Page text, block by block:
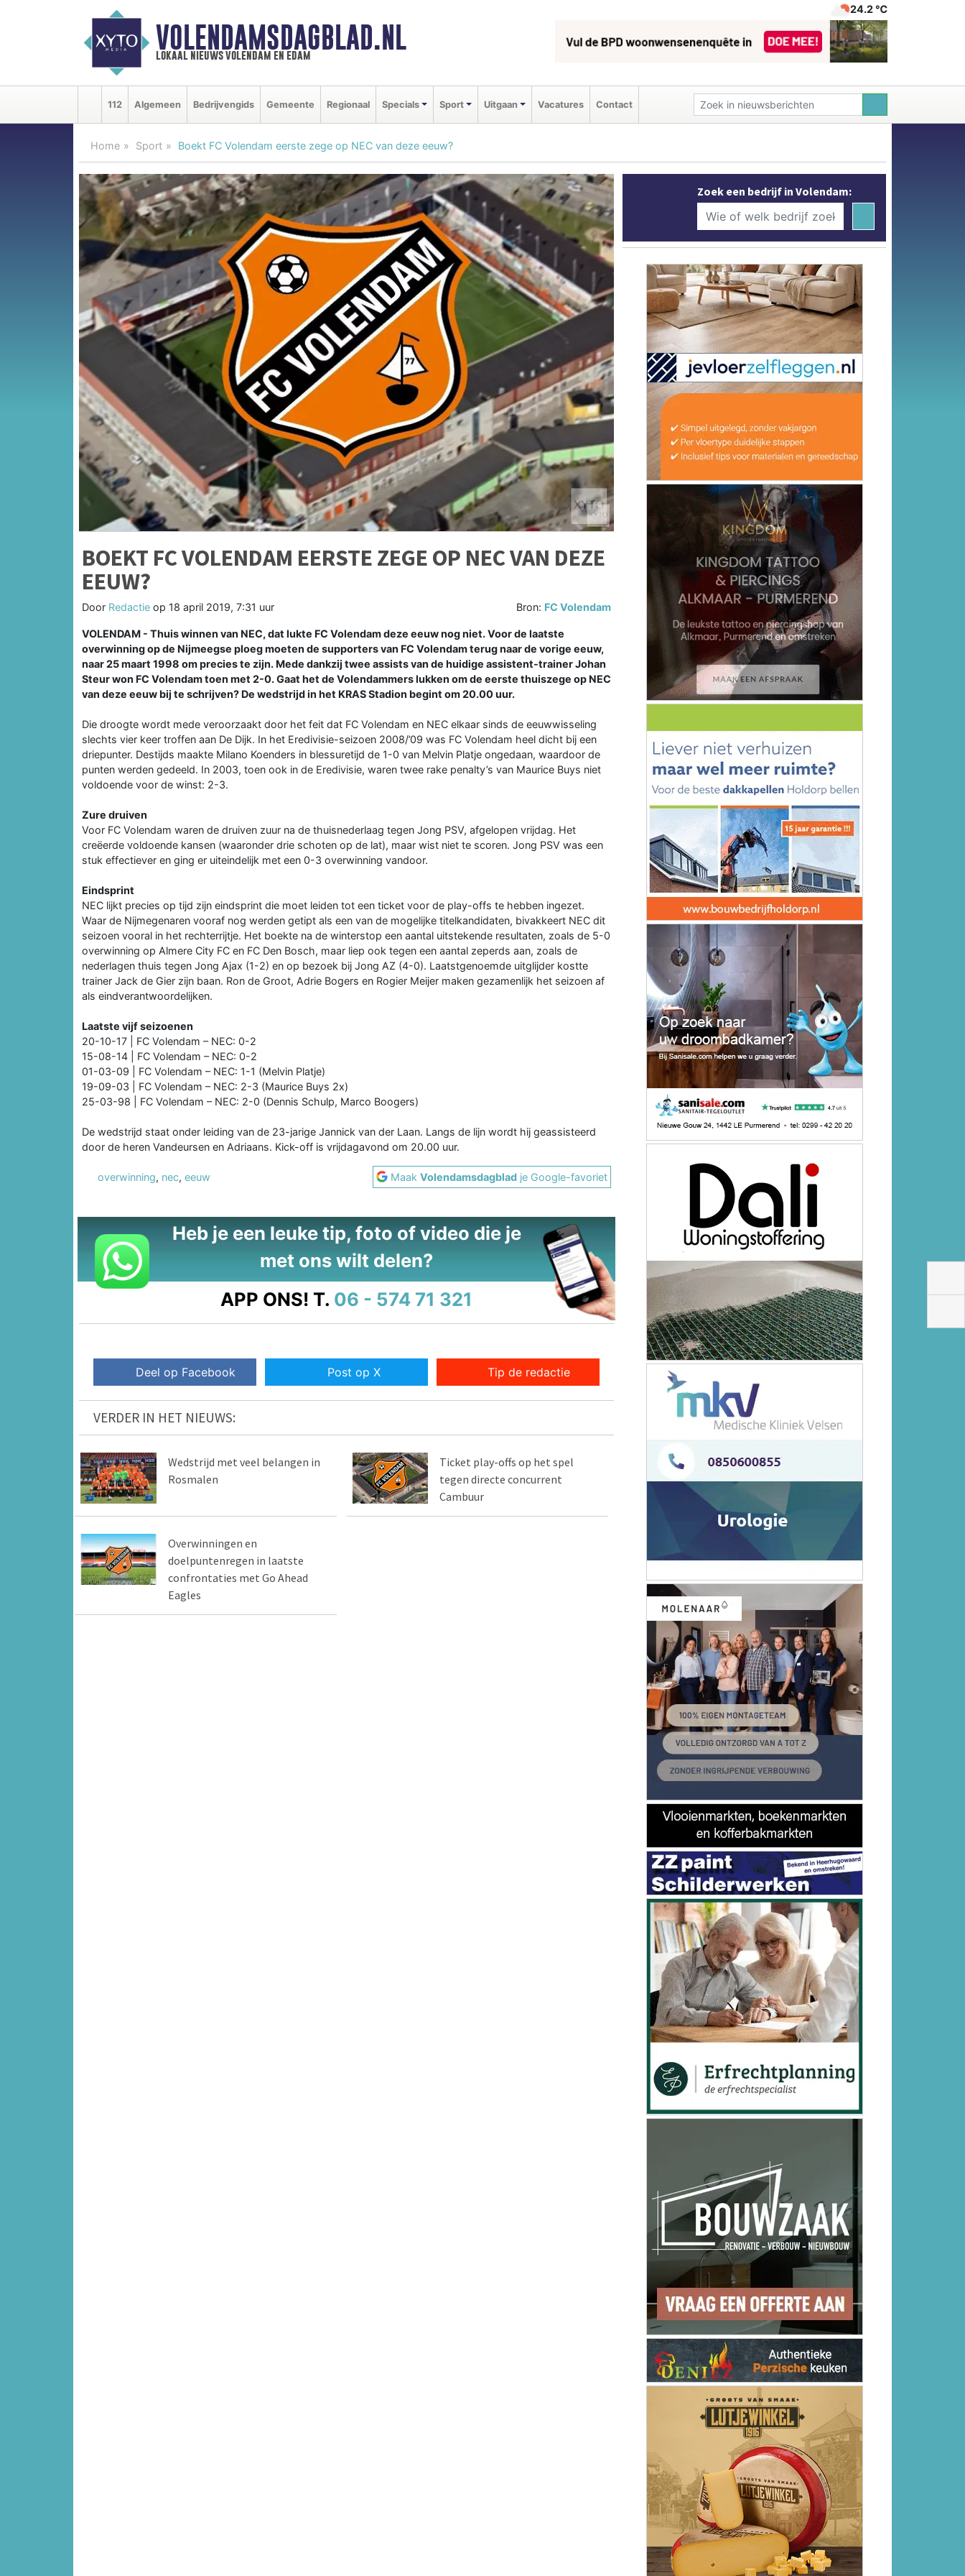
VOLENDAMSDAGBLAD.NL
lokaal nieuws volendam en edam
24.2 ℃
112 Algemeen Bedrijvengids Gemeente Regionaal Specials Sport Uitgaan Vacatures Contact
Home Sport Boekt FC Volendam eerste zege op NEC van deze eeuw?
BOEKT FC VOLENDAM EERSTE ZEGE OP NEC VAN DEZE
EEUW?
Door Redactie op 18 april 2019, 7:31 uur Bron: FC Volendam
VOLENDAM - Thuis winnen van NEC, dat lukte FC Volendam deze eeuw nog niet. Voor de laatste
overwinning op de Nijmeegse ploeg moeten de supporters van FC Volendam terug naar de vorige eeuw,
naar 25 maart 1998 om precies te zijn. Mede dankzij twee assists van de huidige assistent-trainer Johan
Steur won FC Volendam toen met 2-0. Gaat het de Volendammers lukken om de eerste thuiszege op NEC
van deze eeuw bij te schrijven? De wedstrijd in het KRAS Stadion begint om 20.00 uur.
Die droogte wordt mede veroorzaakt door het feit dat FC Volendam en NEC elkaar sinds de eeuwwisseling
slechts vier keer troffen aan De Dijk. In het Eredivisie-seizoen 2008/’09 was FC Volendam heel dicht bij een
driepunter. Destijds maakte Milano Koenders in blessuretijd de 1-0 van Melvin Platje ongedaan, waardoor de
punten werden gedeeld. In 2003, toen ook in de Eredivisie, waren twee rake penalty’s van Maurice Buys niet
voldoende voor de winst: 2-3.
Zure druiven
Voor FC Volendam waren de druiven zuur na de thuisnederlaag tegen Jong PSV, afgelopen vrijdag. Het
creëerde voldoende kansen (waaronder drie schoten op de lat), maar wist niet te scoren. Jong PSV was een
stuk effectiever en ging er uiteindelijk met een 0-3 overwinning vandoor.
Eindsprint
NEC lijkt precies op tijd zijn eindsprint die moet leiden tot een ticket voor de play-offs te hebben ingezet.
Waar de Nijmegenaren vooraf nog werden getipt als een van de mogelijke titelkandidaten, bivakkeert NEC dit
seizoen vooral in het rechterrijtje. Het boekte na de winterstop een aantal uitstekende resultaten, zoals de 5-0
overwinning op Almere City FC en FC Den Bosch, maar liep ook tegen een aantal zeperds aan, zoals de
nederlagen thuis tegen Jong Ajax (1-2) en op bezoek bij Jong AZ (4-0). Laatstgenoemde uitglijder kostte
trainer Jack de Gier zijn baan. Ron de Groot, Adrie Bogers en Rogier Meijer maken gezamenlijk het seizoen af
als eindverantwoordelijken.
Laatste vijf seizoenen
20-10-17 | FC Volendam – NEC: 0-2
15-08-14 | FC Volendam – NEC: 0-2
01-03-09 | FC Volendam – NEC: 1-1 (Melvin Platje)
19-09-03 | FC Volendam – NEC: 2-3 (Maurice Buys 2x)
25-03-98 | FC Volendam – NEC: 2-0 (Dennis Schulp, Marco Boogers)
De wedstrijd staat onder leiding van de 23-jarige Jannick van der Laan. Langs de lijn wordt hij geassisteerd
door de heren Vandeursen en Adriaans. Kick-off is vrijdagavond om 20.00 uur.
overwinning, nec, eeuw MaakVolendamsdagblad je Google-favoriet
Heb je een leuke tip, foto of video die je
met ons wilt delen?
APP ONS! T. 06 - 574 71 321
Deel op Facebook Post op X Tip de redactie
VERDER IN HET NIEUWS:
Wedstrijd met veel belangen in
Rosmalen
Ticket play-offs op het spel
tegen directe concurrent
Cambuur
Overwinningen en
doelpuntenregen in laatste
confrontaties met Go Ahead
Eagles
Zoek een bedrijf in Volendam: